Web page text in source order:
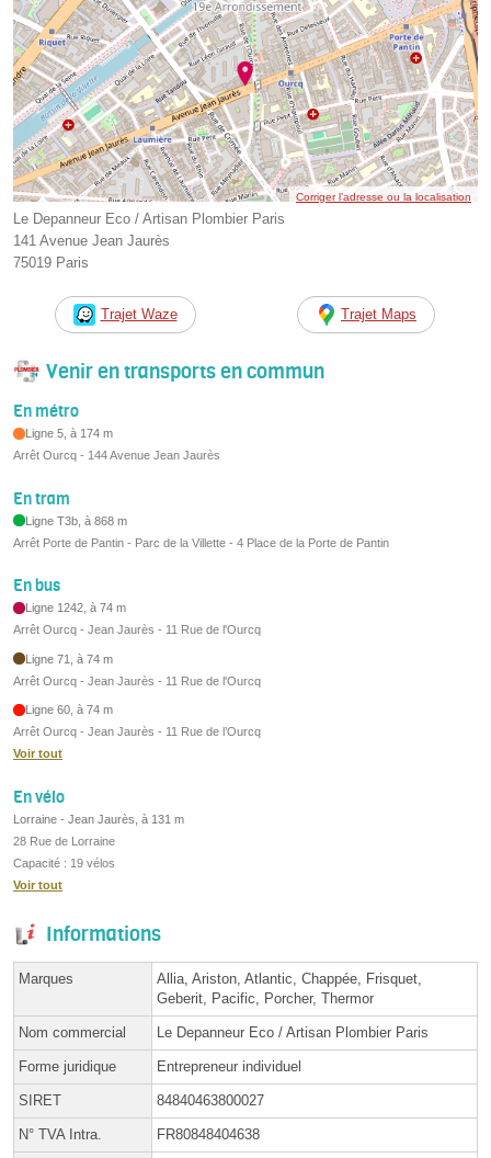
Corriger l’adresse ou la localisation
Le Depanneur Eco / Artisan Plombier Paris
141 Avenue Jean Jaurès
75019 Paris
Trajet Waze Trajet Maps
Venir en transports en commun
En métro
Ligne 5, à 174 m
Arrêt Ourcq - 144 Avenue Jean Jaurès
En tram
Ligne T3b, à 868 m
Arrêt Porte de Pantin - Parc de la Villette - 4 Place de la Porte de Pantin
En bus
Ligne 1242, à 74 m
Arrêt Ourcq - Jean Jaurès - 11 Rue de l'Ourcq
Ligne 71, à 74 m
Arrêt Ourcq - Jean Jaurès - 11 Rue de l'Ourcq
Ligne 60, à 74 m
Arrêt Ourcq - Jean Jaurès - 11 Rue de l’Ourcq
Voir tout
En vélo
Lorraine - Jean Jaurès, à 131 m
28 Rue de Lorraine
Capacité : 19 vélos
Voir tout
Informations
Marques
Allia, Ariston, Atlantic, Chappée, Frisquet,
Geberit, Pacific, Porcher, Thermor
Nom commercial Le Depanneur Eco / Artisan Plombier Paris
Forme juridique Entrepreneur individuel
SIRET 84840463800027
N° TVA Intra. FR80848404638